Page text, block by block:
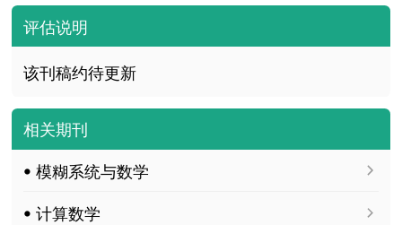
评估说明
该刊稿约待更新
相关期刊
ꔷ 模糊系统与数学
ꔷ 计算数学